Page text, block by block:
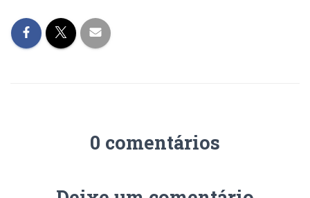
0 comentários